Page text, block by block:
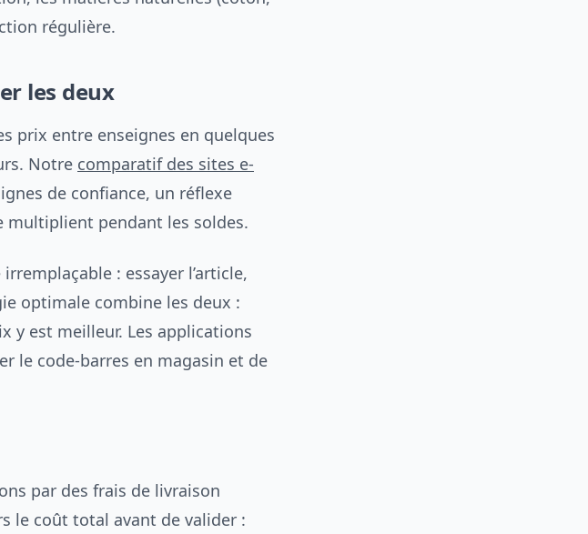
régulière.
les deux
prix entre enseignes en quelques
Notre comparatif des sites e-
de confiance, un réflexe
multiplient pendant les soldes.
: essayer l’article,
optimale combine les deux :
y est meilleur. Les applications
le code-barres en magasin et de
par des frais de livraison
le coût total avant de valider :